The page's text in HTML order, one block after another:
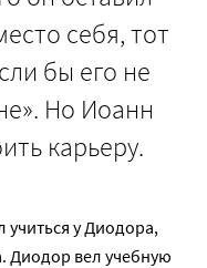
себя, тот
бы его не
Но Иоанн
карьеру.
учиться у Диодора,
Диодор вел учебную